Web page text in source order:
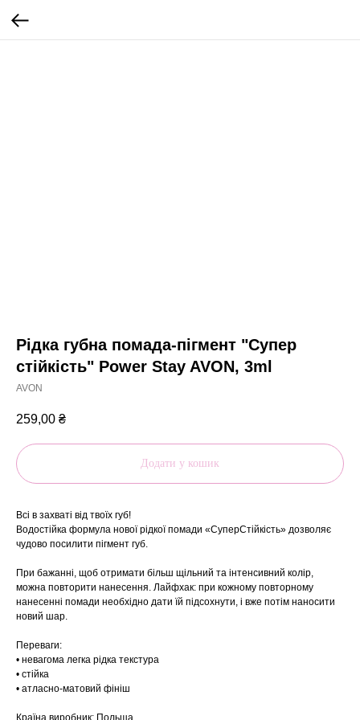
Рідка губна помада-пігмент "Супер
стійкість" Power Stay AVON, 3ml
AVON
259,00 ₴
Додати у кошик
Всі в захваті від твоїх губ!
Водостійка формула нової рідкої помади «СуперСтійкість» дозволяє
чудово посилити пігмент губ.
При бажанні, щоб отримати більш щільний та інтенсивний колір,
можна повторити нанесення. Лайфхак: при кожному повторному
нанесенні помади необхідно дати їй підсохнути, і вже потім наносити
новий шар.
Переваги:
• невагома легка рідка текстура
• стійка
• атласно-матовий фініш